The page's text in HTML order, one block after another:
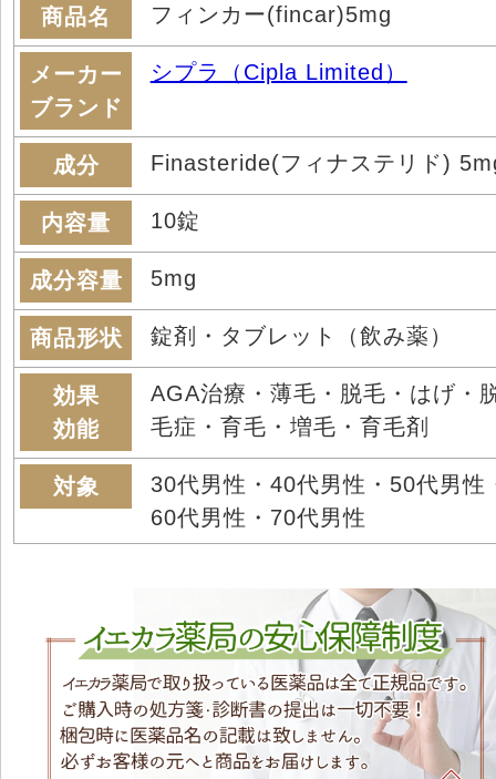
商品名 フィンカー(fincar)5mg
メーカー
ブランド
シプラ（Cipla Limited）
成分 Finasteride(フィナステリド)
内容量 10錠
成分容量 5mg
商品形状 錠剤・タブレット（飲み薬）
効果
効能
AGA治療・薄毛・脱毛・はげ・
毛症・育毛・増毛・育毛剤
対象
30代男性・40代男性・50代男性
60代男性・70代男性